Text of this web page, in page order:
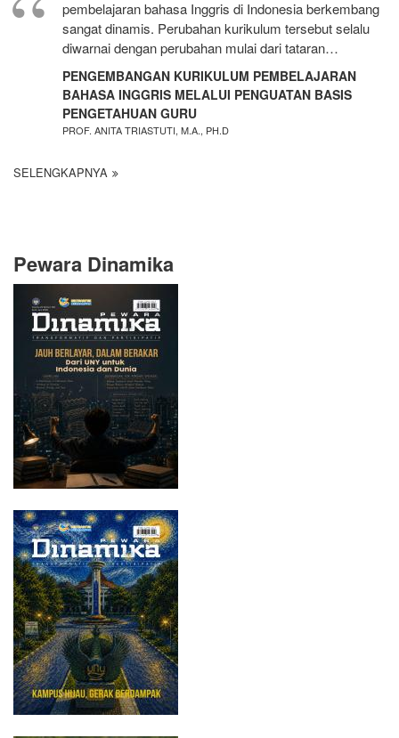
pembelajaran bahasa Inggris di Indonesia berkembang
sangat dinamis. Perubahan kurikulum tersebut selalu
diwarnai dengan perubahan mulai dari tataran…
PENGEMBANGAN KURIKULUM PEMBELAJARAN
BAHASA INGGRIS MELALUI PENGUATAN BASIS
PENGETAHUAN GURU
PROF. ANITA TRIASTUTI, M.A., PH.D
SELENGKAPNYA
Pewara Dinamika